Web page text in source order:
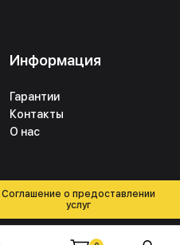
Информация
Гарантии
Контакты
О нас
Соглашение о предоставлении
услуг